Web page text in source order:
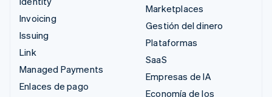
Invoicing
Issuing
Link
Managed Payments
Enlaces de pago
Marketplaces
Gestión del dinero
Plataformas
SaaS
Empresas de IA
Economía de los